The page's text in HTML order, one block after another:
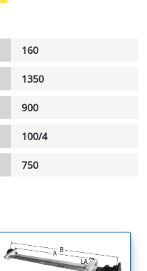
160
1350
900
100/4
750